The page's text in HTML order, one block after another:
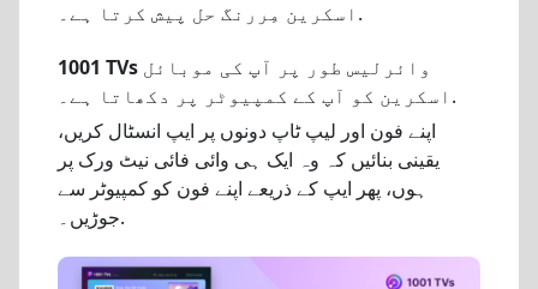
اسکرین مِررنگ حل پیش کرتا ہے۔.
1001 TVs وائرلیس طور پر آپ کی موبائل
اسکرین کو آپ کے کمپیوٹر پر دکھاتا ہے۔.
اپنے فون اور لیپ ٹاپ دونوں پر ایپ انسٹال کریں،
یقینی بنائیں کہ وہ ایک ہی وائی فائی نیٹ ورک پر
ہوں، پھر ایپ کے ذریعے اپنے فون کو کمپیوٹر سے
جوڑیں۔.